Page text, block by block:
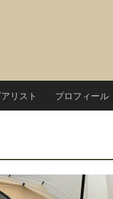
リスト プロフィール